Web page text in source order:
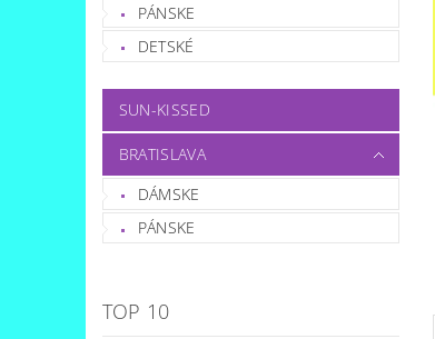
PÁNSKE
DETSKÉ
SUN-KISSED
BRATISLAVA
DÁMSKE
PÁNSKE
TOP 10